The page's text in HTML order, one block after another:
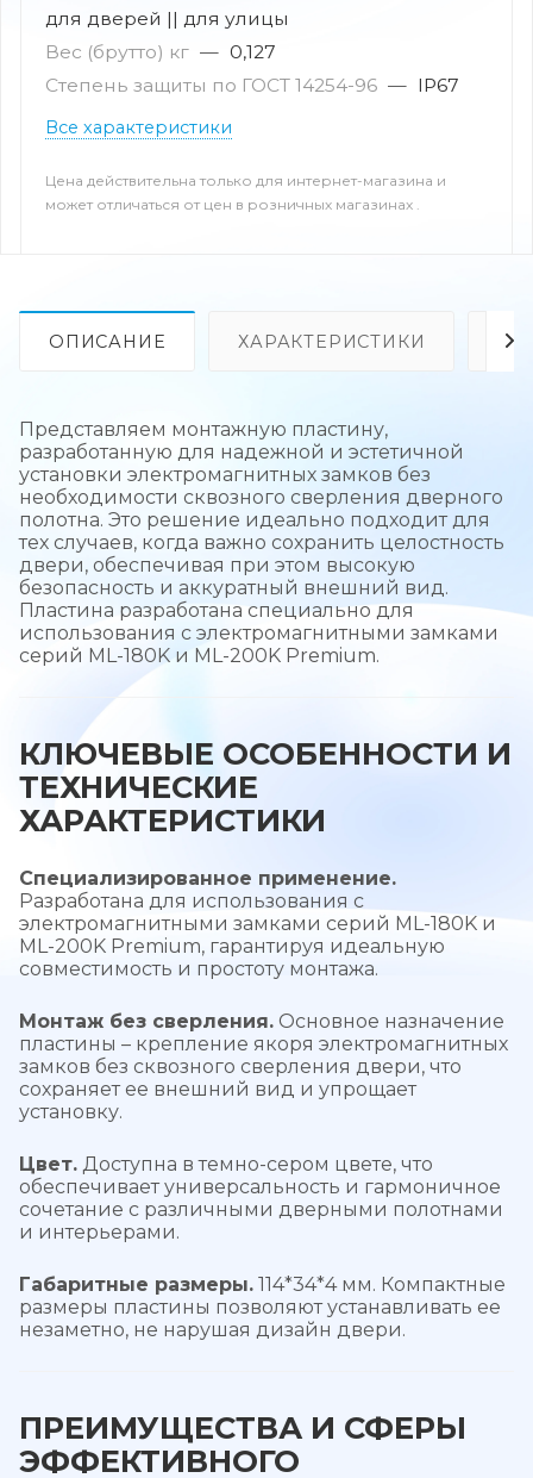
для дверей || для улицы
Вес (брутто) кг — 0,127
Степень защиты по ГОСТ 14254-96 — IP67
Все характеристики
Цена действительна только для интернет-магазина и
может отличаться от цен в розничных магазинах .
ОПИСАНИЕ ХАРАКТЕРИСТИКИ
Представляем монтажную пластину,
разработанную для надежной и эстетичной
установки электромагнитных замков без
необходимости сквозного сверления дверного
полотна. Это решение идеально подходит для
тех случаев, когда важно сохранить целостность
двери, обеспечивая при этом высокую
безопасность и аккуратный внешний вид.
Пластина разработана специально для
использования с электромагнитными замками
серий ML-180K и ML-200K Premium.
КЛЮЧЕВЫЕ ОСОБЕННОСТИ И
ТЕХНИЧЕСКИЕ
ХАРАКТЕРИСТИКИ
Специализированное применение.
Разработана для использования с
электромагнитными замками серий ML-180K и
ML-200K Premium, гарантируя идеальную
совместимость и простоту монтажа.
Монтаж без сверления. Основное назначение
пластины – крепление якоря электромагнитных
замков без сквозного сверления двери, что
сохраняет ее внешний вид и упрощает
установку.
Цвет. Доступна в темно-сером цвете, что
обеспечивает универсальность и гармоничное
сочетание с различными дверными полотнами
и интерьерами.
Габаритные размеры. 114*34*4 мм. Компактные
размеры пластины позволяют устанавливать ее
незаметно, не нарушая дизайн двери.
ПРЕИМУЩЕСТВА И СФЕРЫ
ЭФФЕКТИВНОГО